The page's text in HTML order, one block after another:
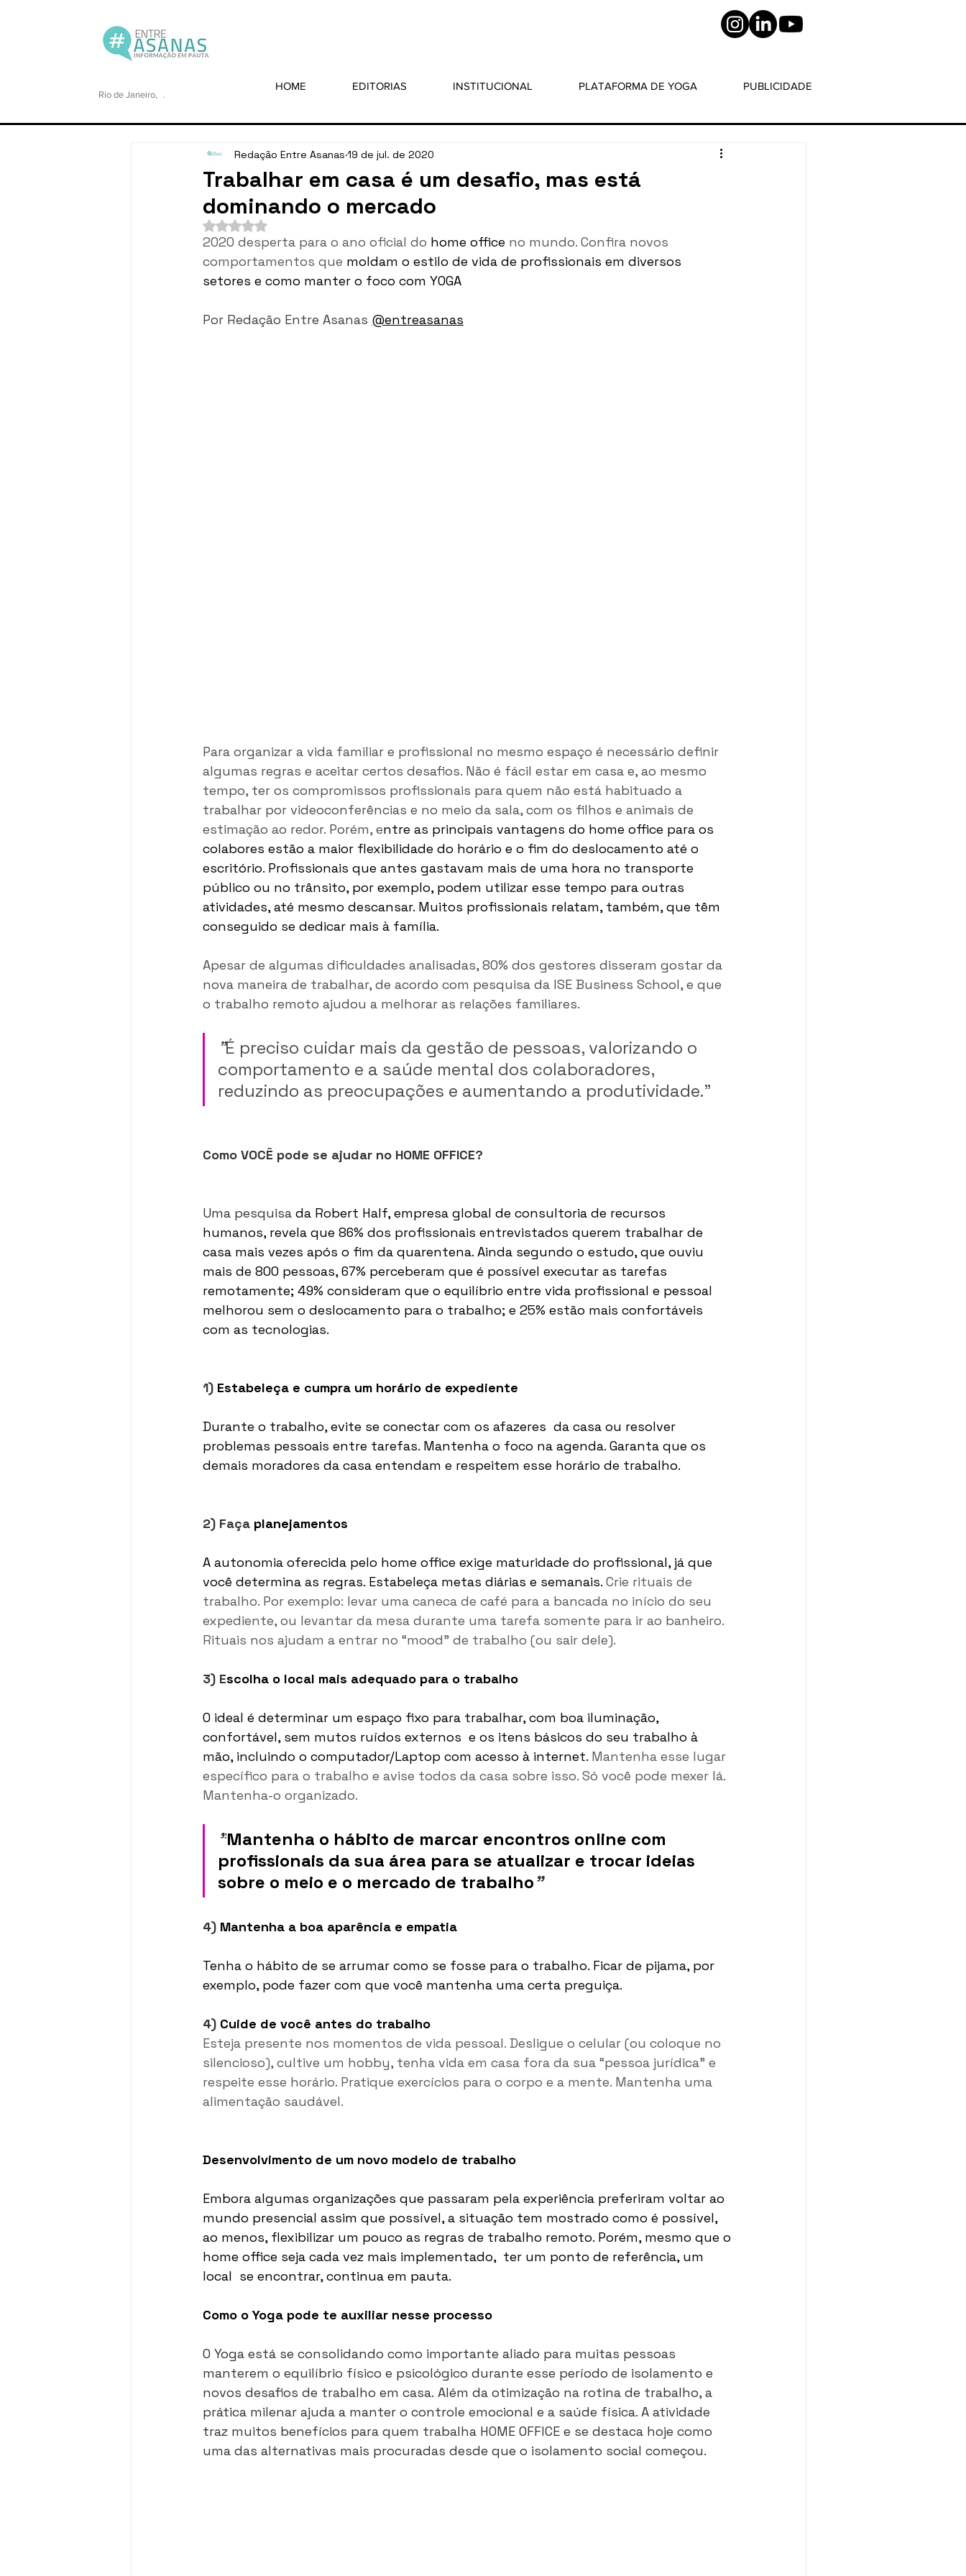
.
Rio de Janeiro,
HOME EDITORIAS INSTITUCIONAL PLATAFORMA DE YOGA PUBLICIDADE
Trabalhar em casa é um desafio, mas está
dominando o mercado
Redação Entre Asanas 19 de jul. de 2020
Avaliado com NaN de 5 estrelas.
2020 desperta para o ano oficial do home office no mundo. Confira novos
comportamentos que moldam o estilo de vida de profissionais em diversos
setores e como manter o foco com YOGA
Por Redação Entre Asanas @entreasanas
Para organizar a vida familiar e profissional no mesmo espaço é necessário definir
algumas regras e aceitar certos desafios. Não é fácil estar em casa e, ao mesmo
tempo, ter os compromissos profissionais para quem não está habituado a
trabalhar por videoconferências e no meio da sala, com os filhos e animais de
estimação ao redor. Porém, entre as principais vantagens do home office para os
colabores estão a maior flexibilidade do horário e o fim do deslocamento até o
escritório. Profissionais que antes gastavam mais de uma hora no transporte
público ou no trânsito, por exemplo, podem utilizar esse tempo para outras
atividades, até mesmo descansar. Muitos profissionais relatam, também, que têm
conseguido se dedicar mais à família.
Apesar de algumas dificuldades analisadas, 80% dos gestores disseram gostar da
nova maneira de trabalhar, de acordo com pesquisa da ISE Business School, e que
o trabalho remoto ajudou a melhorar as relações familiares.
"É preciso cuidar mais da gestão de pessoas, valorizando o
comportamento e a saúde mental dos colaboradores,
reduzindo as preocupações e aumentando a produtividade."
Como VOCÊ pode se ajudar no HOME OFFICE?
Uma pesquisa da Robert Half, empresa global de consultoria de recursos
humanos, revela que 86% dos profissionais entrevistados querem trabalhar de
casa mais vezes após o fim da quarentena. Ainda segundo o estudo, que ouviu
mais de 800 pessoas, 67% perceberam que é possível executar as tarefas
remotamente; 49% consideram que o equilíbrio entre vida profissional e pessoal
melhorou sem o deslocamento para o trabalho; e 25% estão mais confortáveis
com as tecnologias.
1) Estabeleça e cumpra um horário de expediente
Durante o trabalho, evite se conectar com os afazeres  da casa ou resolver
problemas pessoais entre tarefas. Mantenha o foco na agenda. Garanta que os
demais moradores da casa entendam e respeitem esse horário de trabalho.
2) Faça planejamentos
A autonomia oferecida pelo home office exige maturidade do profissional, já que
você determina as regras. Estabeleça metas diárias e semanais. Crie rituais de
trabalho. Por exemplo: levar uma caneca de café para a bancada no início do seu
expediente, ou levantar da mesa durante uma tarefa somente para ir ao banheiro.
Rituais nos ajudam a entrar no “mood” de trabalho (ou sair dele).
3) Escolha o local mais adequado para o trabalho
O ideal é determinar um espaço fixo para trabalhar, com boa iluminação,
confortável, sem mutos ruídos externos  e os itens básicos do seu trabalho à
mão, incluindo o computador/Laptop com acesso à internet. Mantenha esse lugar
específico para o trabalho e avise todos da casa sobre isso. Só você pode mexer lá.
Mantenha-o organizado.
"Mantenha o hábito de marcar encontros online com
profissionais da sua área para se atualizar e trocar ideias
sobre o meio e o mercado de trabalho"
4) Mantenha a boa aparência e empatia
Tenha o hábito de se arrumar como se fosse para o trabalho. Ficar de pijama, por
exemplo, pode fazer com que você mantenha uma certa preguiça.
4) Cuide de você antes do trabalho
Esteja presente nos momentos de vida pessoal. Desligue o celular (ou coloque no
silencioso), cultive um hobby, tenha vida em casa fora da sua “pessoa jurídica” e
respeite esse horário. Pratique exercícios para o corpo e a mente. Mantenha uma
alimentação saudável.
Desenvolvimento de um novo modelo de trabalho
Embora algumas organizações que passaram pela experiência preferiram voltar ao
mundo presencial assim que possível, a situação tem mostrado como é possível,
ao menos, flexibilizar um pouco as regras de trabalho remoto. Porém, mesmo que o
home office seja cada vez mais implementado,  ter um ponto de referência, um
local  se encontrar, continua em pauta.
Como o Yoga pode te auxiliar nesse processo
O Yoga está se consolidando como importante aliado para muitas pessoas
manterem o equilíbrio físico e psicológico durante esse período de isolamento e
novos desafios de trabalho em casa. Além da otimização na rotina de trabalho, a
prática milenar ajuda a manter o controle emocional e a saúde física. A atividade
traz muitos benefícios para quem trabalha HOME OFFICE e se destaca hoje como
uma das alternativas mais procuradas desde que o isolamento social começou.